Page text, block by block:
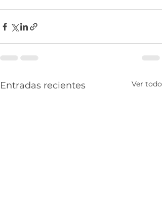
Entradas recientes Ver todo